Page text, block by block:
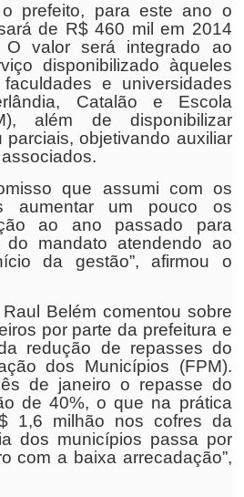
prefeito, para este ano o
de R$ 460 mil em 2014
valor será integrado ao
disponibilizado àqueles
e universidades
Catalão e Escola
além de disponibilizar
parciais, objetivando auxiliar
que assumi com os
aumentar um pouco os
ao ano passado para
mandato atendendo ao
da gestão”, afirmou o
Belém comentou sobre
por parte da prefeitura e
redução de repasses do
dos Municípios (FPM).
de janeiro o repasse do
de 40%, o que na prática
1,6 milhão nos cofres da
dos municípios passa por
com a baixa arrecadação”,